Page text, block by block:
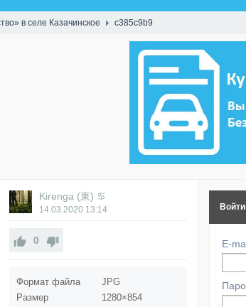
в селе Казачинское c385c9b9
Kirenga (東) ♋
14.03.2020 13:14
0
Формат файла
JPG
Размер
1280×854
E-